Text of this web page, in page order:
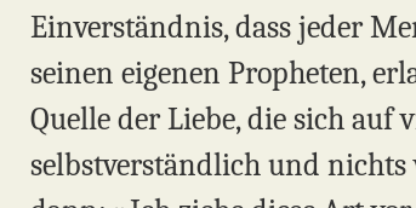
Einverständnis, dass jeder
seinen eigenen Propheten,
Quelle der Liebe, die sich auf
selbstverständlich und